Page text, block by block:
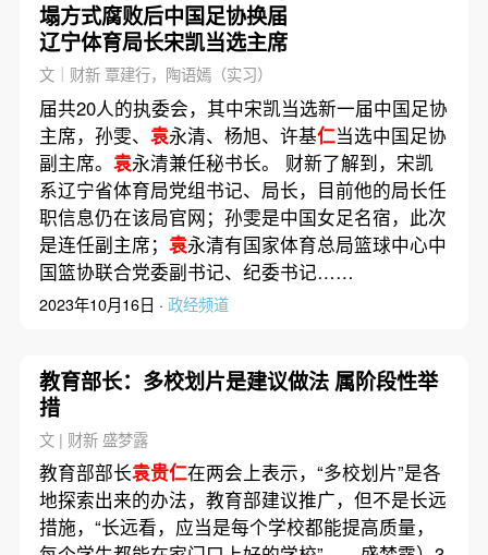
塌方式腐败后中国足协换届
辽宁体育局长宋凯当选主席
文｜财新 覃建行，陶语嫣（实习）
届共20人的执委会，其中宋凯当选新一届中国足协
主席，孙雯、 袁永清、杨旭、许基仁当选中国足协
副主席。 袁永清兼任秘书长。 财新了解到，宋凯
系辽宁省体育局党组书记、局长，目前他的局长任
职信息仍在该局官网；孙雯是中国女足名宿，此次
是连任副主席； 袁永清有国家体育总局篮球中心中
国篮协联合党委副书记、纪委书记……
2023年10月16日 · 政经频道
教育部长：多校划片是建议做法 属阶段性举
措
文 | 财新 盛梦露
教育部部长袁贵仁在两会上表示，“多校划片”是各
地探索出来的办法，教育部建议推广，但不是长远
措施，“长远看，应当是每个学校都能提高质量，